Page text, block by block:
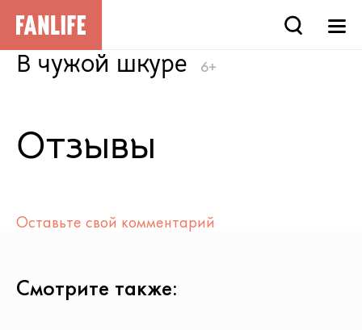
В чужой шкуре 6+
Отзывы
Оставьте свой комментарий
Смотрите также: